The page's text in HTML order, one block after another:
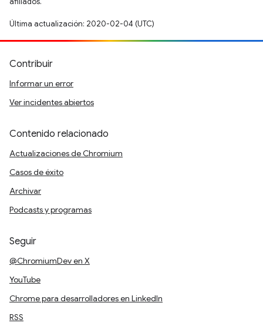
Última actualización: 2020-02-04 (UTC)
Contribuir
Informar un error
Ver incidentes abiertos
Contenido relacionado
Actualizaciones de Chromium
Casos de éxito
Archivar
Podcasts y programas
Seguir
@ChromiumDev en X
YouTube
Chrome para desarrolladores en LinkedIn
RSS